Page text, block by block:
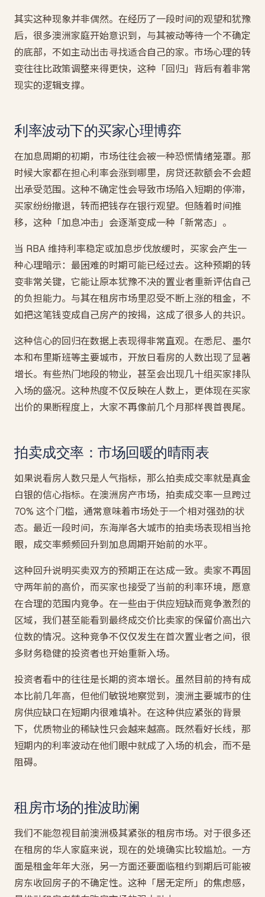
其实这种现象并非偶然。在经历了一段时间的观望和犹豫
后，很多澳洲家庭开始意识到，与其被动等待一个不确定
的底部，不如主动出击寻找适合自己的家。市场心理的转
变往往比政策调整来得更快，这种「回归」背后有着非常
现实的逻辑支撑。
利率波动下的买家心理博弈
在加息周期的初期，市场往往会被一种恐慌情绪笼罩。那
时候大家都在担心利率会涨到哪里，房贷还款额会不会超
出承受范围。这种不确定性会导致市场陷入短期的停滞，
买家纷纷撤退，转而把钱存在银行观望。但随着时间推
移，这种「加息冲击」会逐渐变成一种「新常态」。
当 RBA 维持利率稳定或加息步伐放缓时，买家会产生一
种心理暗示：最困难的时期可能已经过去。这种预期的转
变非常关键，它能让原本犹豫不决的置业者重新评估自己
的负担能力。与其在租房市场里忍受不断上涨的租金，不
如把这笔钱变成自己房产的按揭，这成了很多人的共识。
这种信心的回归在数据上表现得非常直观。在悉尼、墨尔
本和布里斯班等主要城市，开放日看房的人数出现了显著
增长。有些热门地段的物业，甚至会出现几十组买家排队
入场的盛况。这种热度不仅反映在人数上，更体现在买家
出价的果断程度上，大家不再像前几个月那样畏首畏尾。
拍卖成交率：市场回暖的晴雨表
如果说看房人数只是人气指标，那么拍卖成交率就是真金
白银的信心指标。在澳洲房产市场，拍卖成交率一旦跨过
70% 这个门槛，通常意味着市场处于一个相对强劲的状
态。最近一段时间，东海岸各大城市的拍卖场表现相当抢
眼，成交率频频回升到加息周期开始前的水平。
这种回升说明买卖双方的预期正在达成一致。卖家不再固
守两年前的高价，而买家也接受了当前的利率环境，愿意
在合理的范围内竞争。在一些由于供应短缺而竞争激烈的
区域，我们甚至能看到最终成交价比卖家的保留价高出六
位数的情况。这种竞争不仅仅发生在首次置业者之间，很
多财务稳健的投资者也开始重新入场。
投资者看中的往往是长期的资本增长。虽然目前的持有成
本比前几年高，但他们敏锐地察觉到，澳洲主要城市的住
房供应缺口在短期内很难填补。在这种供应紧张的背景
下，优质物业的稀缺性只会越来越高。既然看好长线，那
短期内的利率波动在他们眼中就成了入场的机会，而不是
阻碍。
租房市场的推波助澜
我们不能忽视目前澳洲极其紧张的租房市场。对于很多还
在租房的华人家庭来说，现在的处境确实比较尴尬。一方
面是租金年年大涨，另一方面还要面临租约到期后可能被
房东收回房子的不确定性。这种「居无定所」的焦虑感，